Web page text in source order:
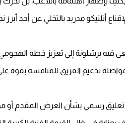
برشلونة إلى تعزيز خطه الهجومي
مواصلة تدعيم الفريق للمنافسة بقوة
تعليق رسمي بشأن العرض المقدم أو